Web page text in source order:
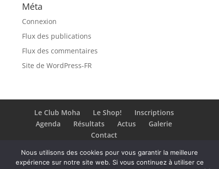
Méta
Connexion
Flux des publications
Flux des commentaires
Site de WordPress-FR
Le Club Moha Le Shop!
Inscriptions
Agenda
Résultats Actus
Galerie
Contact
Nous utilisons des cookies pour vous garantir la meilleure
expérience sur notre site web. Si vous continuez à utiliser ce